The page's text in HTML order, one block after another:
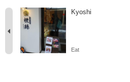
Kyoshi
Eat